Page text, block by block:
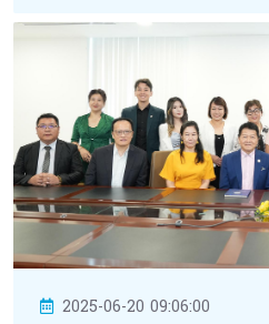
2025-06-20 09:06:00